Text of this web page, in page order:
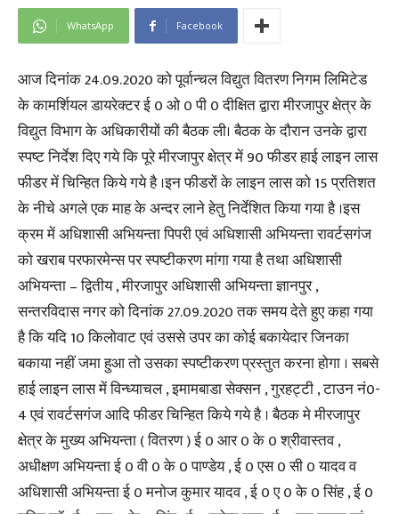
WhatsApp Facebook
आज दिनांक 24.09.2020 को पूर्वान्चल विद्युत वितरण निगम लिमिटेड
के कामर्शियल डायरेक्टर ई 0 ओ 0 पी 0 दीक्षित द्वारा मीरजापुर क्षेत्र के
विद्युत विभाग के अधिकारीयों की बैठक ली। बैठक के दौरान उनके द्वारा
स्पष्ट निर्देश दिए गये कि पूरे मीरजापुर क्षेत्र में 90 फीडर हाई लाइन लास
फीडर में चिन्हित किये गये है ।इन फीडरों के लाइन लास को 15 प्रतिशत
के नीचे अगले एक माह के अन्दर लाने हेतु निर्देशित किया गया है ।इस
क्रम में अधिशासी अभियन्ता पिपरी एवं अधिशासी अभियन्ता रावर्टसगंज
को खराब परफारमेन्स पर स्पष्टीकरण मांगा गया है तथा अधिशासी
अभियन्ता – द्वितीय , मीरजापुर अधिशासी अभियन्ता ज्ञानपुर ,
सन्तरविदास नगर को दिनांक 27.09.2020 तक समय देते हुए कहा गया
है कि यदि 10 किलोवाट एवं उससे उपर का कोई बकायेदार जिनका
बकाया नहीं जमा हुआ तो उसका स्पष्टीकरण प्रस्तुत करना होगा । सबसे
हाई लाइन लास में विन्ध्याचल , इमामबाडा सेक्सन , गुरहट्टी , टाउन नं0-
4 एवं रावर्टसगंज आदि फीडर चिन्हित किये गये है । बैठक मे मीरजापुर
क्षेत्र के मुख्य अभियन्ता ( वितरण ) ई 0 आर 0 के 0 श्रीवास्तव ,
अधीक्षण अभियन्ता ई 0 वी 0 के 0 पाण्डेय , ई 0 एस 0 सी 0 यादव व
अधिशासी अभियन्ता ई 0 मनोज कुमार यादव , ई 0 ए 0 के 0 सिंह , ई 0